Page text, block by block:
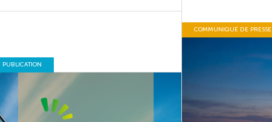
PUBLICATION
COMMUNIQUÉ DE PRESSE